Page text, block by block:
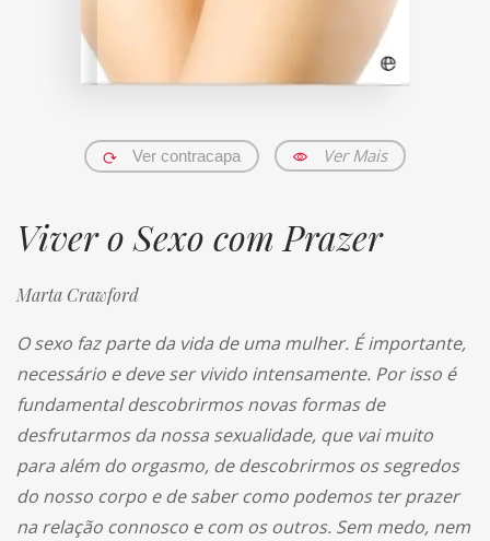
Ver contracapa Ver Mais
Viver o Sexo com Prazer
Marta Crawford
O sexo faz parte da vida de uma mulher. É importante,
necessário e deve ser vivido intensamente. Por isso é
fundamental descobrirmos novas formas de
desfrutarmos da nossa sexualidade, que vai muito
para além do orgasmo, de descobrirmos os segredos
do nosso corpo e de saber como podemos ter prazer
na relação connosco e com os outros. Sem medo, nem